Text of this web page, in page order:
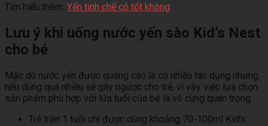
Tìm hiểu thêm: Yến tinh chế có tốt không
Lưu ý khi uống nước yến sào Kid’s Nest
cho bé
Mặc dù nước yến được quảng cáo là có nhiều tác dụng nhưng
nếu dùng quá nhiều sẽ gây ngược cho trẻ, vì vậy việc lựa chọn
sản phẩm phù hợp với lứa tuổi của bé là vô cùng quan trọng:
Trẻ trên 1 tuổi chỉ được dùng khoảng 70-100ml Kid’s